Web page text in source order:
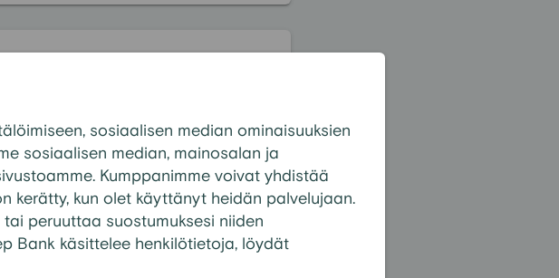
sosiaalisen median ominaisuuksien
sosiaalisen median, mainosalan ja
Kumppanimme voivat yhdistää
kerätty, kun olet käyttänyt heidän palvelujaan.
peruuttaa suostumuksesi niiden
Bank käsittelee henkilötietoja, löydät
maksamiseen pois?
parannuksiin?